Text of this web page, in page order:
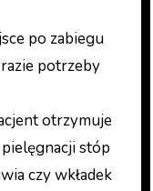
po zabiegu
potrzeby
otrzymuje
stóp
czy wkładek